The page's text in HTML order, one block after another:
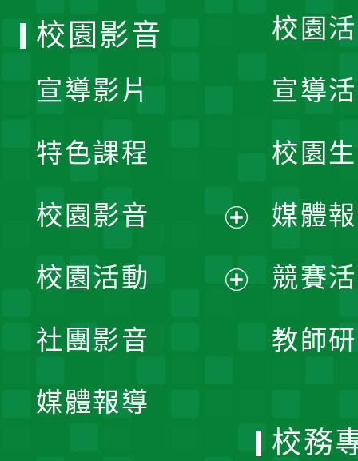
校園
宣導
校園
媒體
競賽
教師
校園影音
宣導影片
特色課程
校園影音
開
校園活動
社團影音
媒體報導
校務